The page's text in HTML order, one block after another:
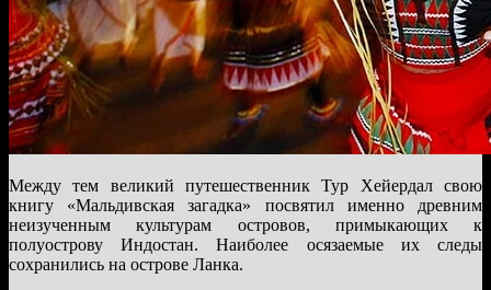
Между тем великий путешественник Тур Хейердал свою
книгу «Мальдивская загадка» посвятил именно древним
неизученным культурам островов, примыкающих к
полуострову Индостан. Наиболее осязаемые их следы
сохранились на острове Ланка.